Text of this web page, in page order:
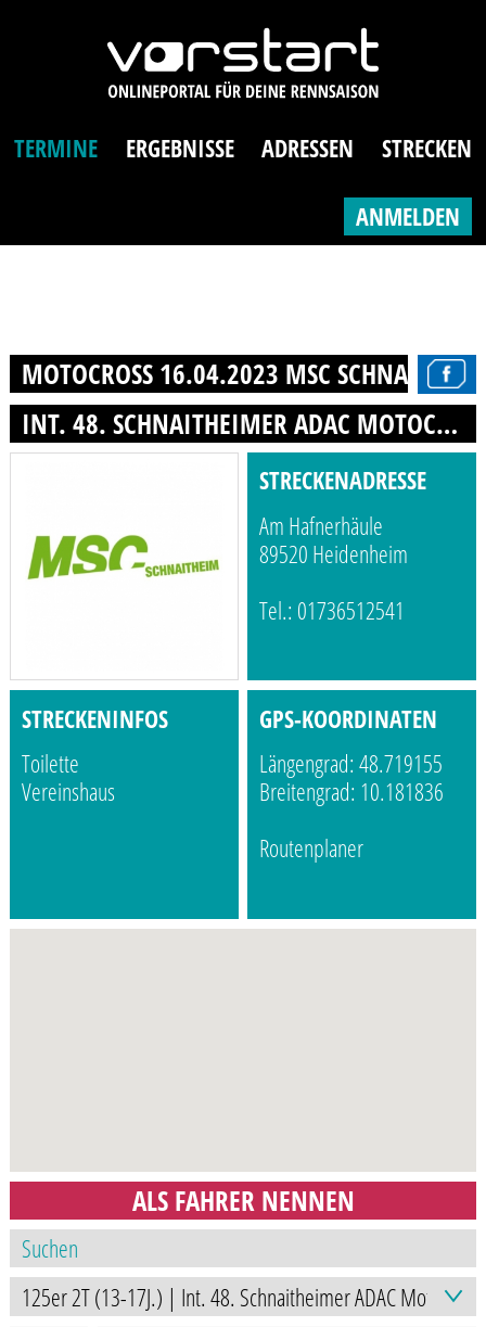
TERMINE ERGEBNISSE ADRESSEN STRECKEN
ANMELDEN
MOTOCROSS 16.04.2023 MSC
INT. 48. SCHNAITHEIMER ADAC MOTOCROSS
STRECKENADRESSE
Am Hafnerhäule
89520 Heidenheim
Tel.: 01736512541
STRECKENINFOS
Toilette
Vereinshaus
GPS-KOORDINATEN
Längengrad: 48.719155
Breitengrad: 10.181836
Routenplaner
ALS FAHRER NENNEN